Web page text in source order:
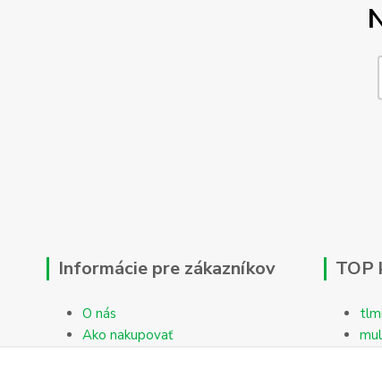
Informácie pre zákazníkov
O nás
Ako nakupovať
TOP